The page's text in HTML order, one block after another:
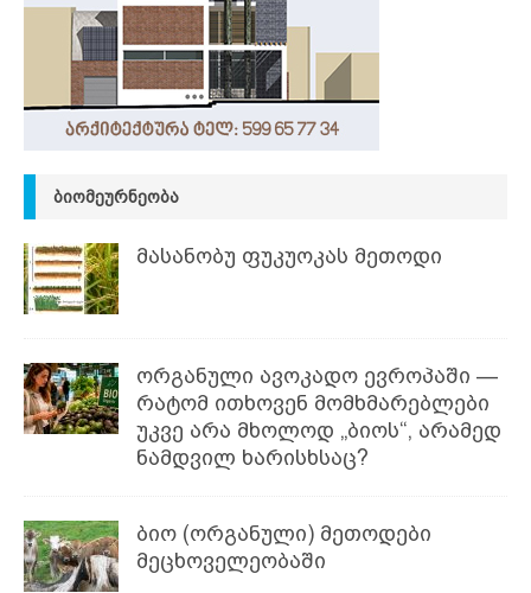
ᲑᲘᲝᲛᲔᲣᲠᲜᲔᲝᲑᲐ
მასანობუ ფუკუოკას მეთოდი
ორგანული ავოკადო ევროპაში —
რატომ ითხოვენ მომხმარებლები
უკვე არა მხოლოდ „ბიოს“, არამედ
ნამდვილ ხარისხსაც?
ბიო (ორგანული) მეთოდები
მეცხოველეობაში